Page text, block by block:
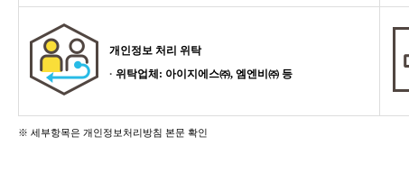
개인정보 처리 위탁
위탁업체: 아이지에스㈜, 엠엔비㈜ 등
※ 세부항목은 개인정보처리방침 본문 확인